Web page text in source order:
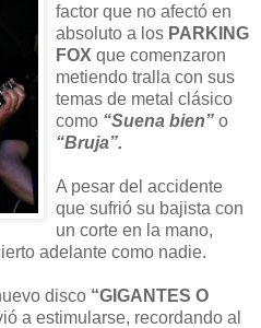
factor que no afectó en
absoluto a los PARKING
FOX que comenzaron
metiendo tralla con sus
temas de metal clásico
como “Suena bien” o
“Bruja”.
A pesar del accidente
que sufrió su bajista con
un corte en la mano,
adelante como nadie.
disco “GIGANTES O
a estimularse, recordando al